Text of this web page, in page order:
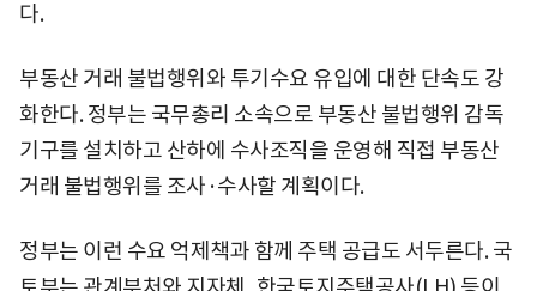
다.
부동산 거래 불법행위와 투기수요 유입에 대한 단속도 강
화한다. 정부는 국무총리 소속으로 부동산 불법행위 감독
기구를 설치하고 산하에 수사조직을 운영해 직접 부동산
거래 불법행위를 조사·수사할 계획이다.
정부는 이런 수요 억제책과 함께 주택 공급도 서두른다. 국